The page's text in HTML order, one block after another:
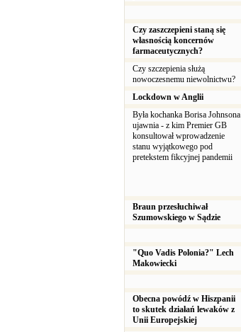
Czy zaszczepieni staną się
własnością koncernów
farmaceutycznych?
Czy szczepienia służą
nowoczesnemu niewolnictwu?
Lockdown w Anglii
Była kochanka Borisa Johnsona
ujawnia - z kim Premier GB
konsultował wprowadzenie
stanu wyjątkowego pod
pretekstem fikcyjnej pandemii
Braun przesłuchiwał
Szumowskiego w Sądzie
"Quo Vadis Polonia?" Lech
Makowiecki
Obecna powódź w Hiszpanii
to skutek działań lewaków z
Unii Europejskiej